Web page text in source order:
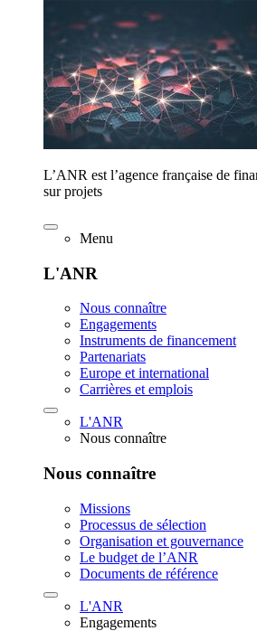
L’ANR est l’agence française de
sur projets
Menu
L'ANR
Nous connaître
Engagements
Instruments de financement
Partenariats
Europe et international
Carrières et emplois
L'ANR
Nous connaître
Nous connaître
Missions
Processus de sélection
Organisation et gouvernance
Le budget de l’ANR
Documents de référence
L'ANR
Engagements